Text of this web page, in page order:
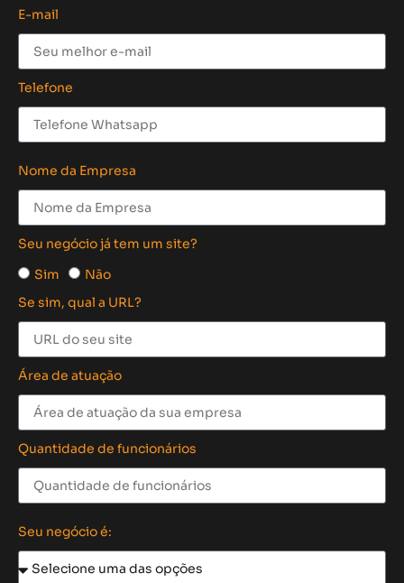
E-mail
Telefone
Nome da Empresa
Seu negócio já tem um site?
Sim
Não
Se sim, qual a URL?
Área de atuação
Quantidade de funcionários
Seu negócio é: